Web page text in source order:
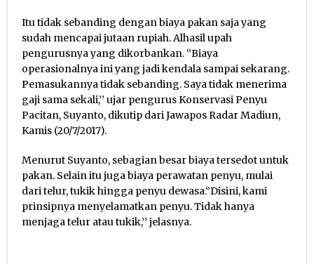
Itu tidak sebanding dengan biaya pakan saja yang
sudah mencapai jutaan rupiah. Alhasil upah
pengurusnya yang dikorbankan. ‘’Biaya
operasionalnya ini yang jadi kendala sampai sekarang.
Pemasukannya tidak sebanding. Saya tidak menerima
gaji sama sekali,’’ ujar pengurus Konservasi Penyu
Pacitan, Suyanto, dikutip dari Jawapos Radar Madiun,
Kamis (20/7/2017).
Menurut Suyanto, sebagian besar biaya tersedot untuk
pakan. Selain itu juga biaya perawatan penyu, mulai
dari telur, tukik hingga penyu dewasa.‘’Disini, kami
prinsipnya menyelamatkan penyu. Tidak hanya
menjaga telur atau tukik,’’ jelasnya.